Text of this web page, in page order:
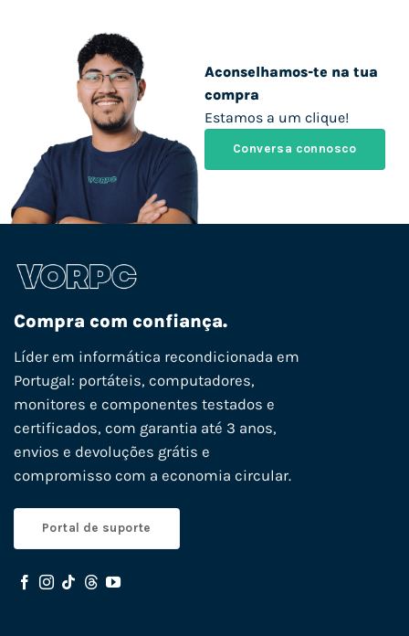
Aconselhamos-te na tua
compra
Estamos a um clique!
Conversa connosco
Compra com confiança.
Líder em informática recondicionada em
Portugal: portáteis, computadores,
monitores e componentes testados e
certificados, com garantia até 3 anos,
envios e devoluções grátis e
compromisso com a economia circular.
Portal de suporte